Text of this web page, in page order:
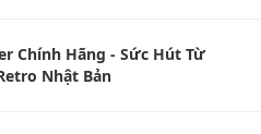
Chính Hãng - Sức Hút Từ
Nhật Bản